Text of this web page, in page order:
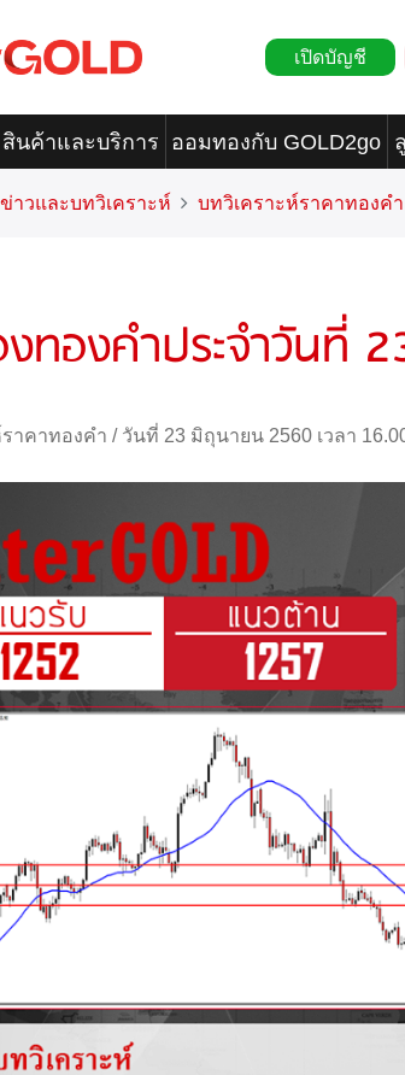
เปิดบัญชี
สินค้าและบริการ ออมทองกับ GOLD2go
ข่าวและบทวิเคราะห์ บทวิเคราะห์ราคาทองคำ
ทองคำประจำวันที่
าคาทองคำ / วันที่ 23 มิถุนายน 2560 เวลา